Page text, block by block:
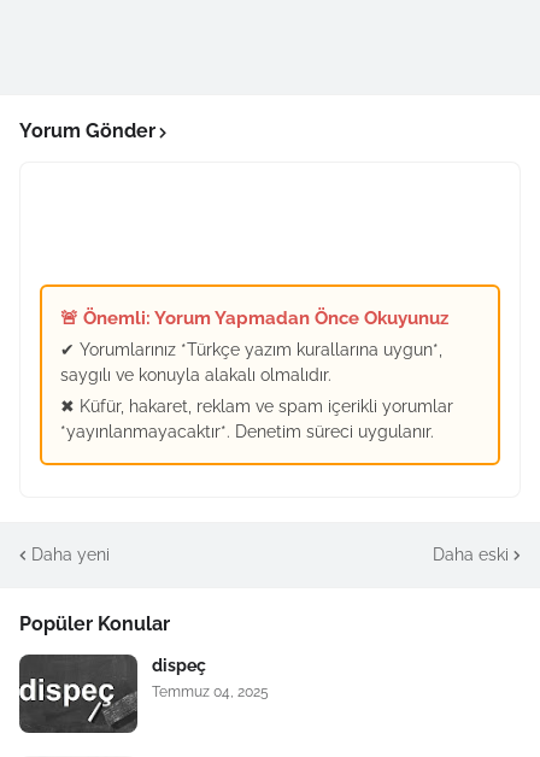
Yorum Gönder
🚨 Önemli: Yorum Yapmadan Önce Okuyunuz
✔ Yorumlarınız *Türkçe yazım kurallarına uygun*,
saygılı ve konuyla alakalı olmalıdır.
✖ Küfür, hakaret, reklam ve spam içerikli yorumlar
*yayınlanmayacaktır*. Denetim süreci uygulanır.
Daha yeni Daha eski
Popüler Konular
dispeç
Temmuz 04, 2025